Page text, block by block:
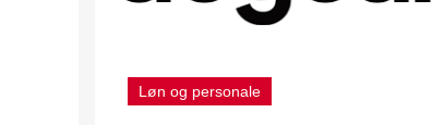
Løn og personale